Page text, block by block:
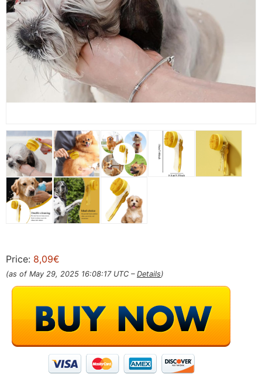
Price: 8,09€
(as of May 29, 2025 16:08:17 UTC – Details)